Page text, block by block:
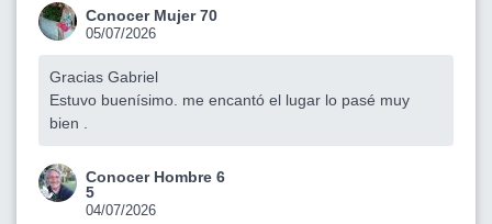
Conocer Mujer 70
05/07/2026
Gracias Gabriel
Estuvo buenísimo. me encantó el lugar lo pasé muy
bien .
Conocer Hombre 6
5
04/07/2026